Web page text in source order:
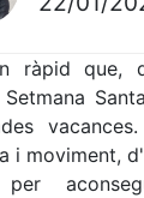
ràpid que,
i moviment,
per